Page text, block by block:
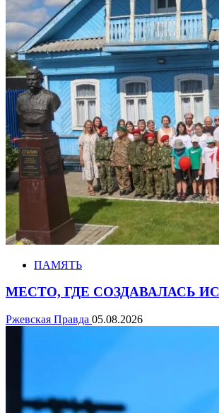
ПАМЯТЬ
МЕСТО, ГДЕ СОЗДАВАЛАСЬ
Ржевская Правда 05.08.2026